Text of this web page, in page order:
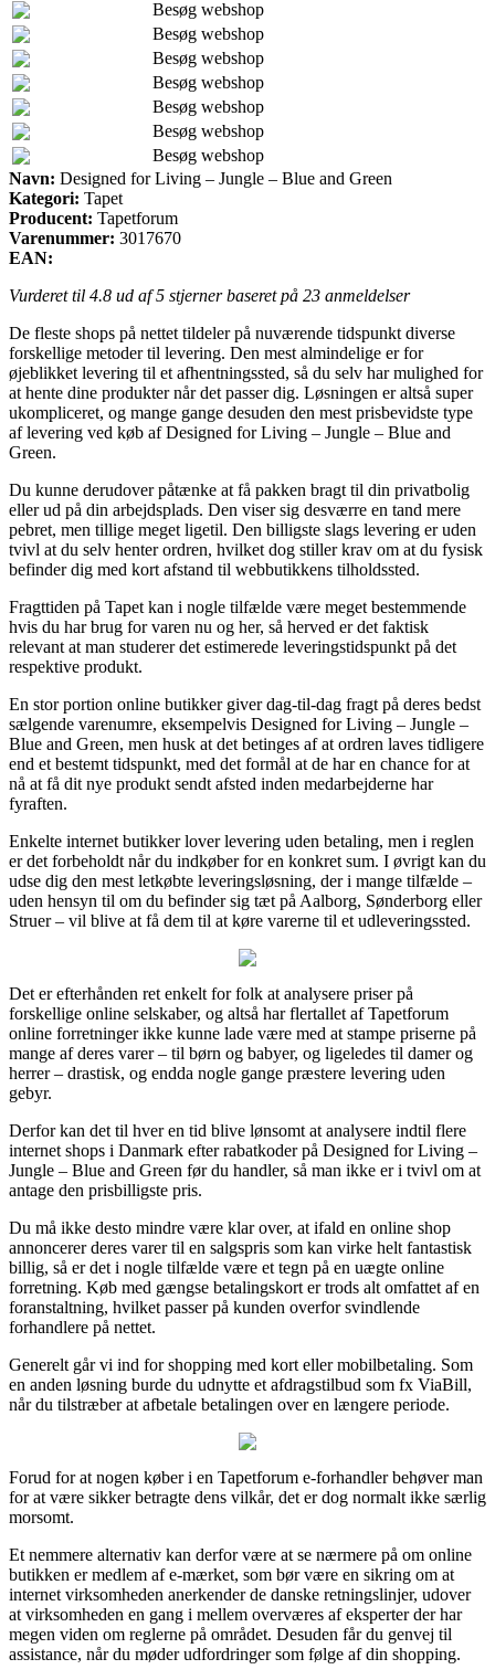
Besøg webshop
Besøg webshop
Besøg webshop
Besøg webshop
Besøg webshop
Besøg webshop
Besøg webshop
Navn: Designed for Living – Jungle – Blue and Green
Kategori: Tapet
Producent: Tapetforum
Varenummer: 3017670
EAN:
Vurderet til 4.8 ud af 5 stjerner baseret på 23 anmeldelser
De fleste shops på nettet tildeler på nuværende tidspunkt diverse
forskellige metoder til levering. Den mest almindelige er for
øjeblikket levering til et afhentningssted, så du selv har mulighed for
at hente dine produkter når det passer dig. Løsningen er altså super
ukompliceret, og mange gange desuden den mest prisbevidste type
af levering ved køb af Designed for Living – Jungle – Blue and
Green.
Du kunne derudover påtænke at få pakken bragt til din privatbolig
eller ud på din arbejdsplads. Den viser sig desværre en tand mere
pebret, men tillige meget ligetil. Den billigste slags levering er uden
tvivl at du selv henter ordren, hvilket dog stiller krav om at du fysisk
befinder dig med kort afstand til webbutikkens tilholdssted.
Fragttiden på Tapet kan i nogle tilfælde være meget bestemmende
hvis du har brug for varen nu og her, så herved er det faktisk
relevant at man studerer det estimerede leveringstidspunkt på det
respektive produkt.
En stor portion online butikker giver dag-til-dag fragt på deres bedst
sælgende varenumre, eksempelvis Designed for Living – Jungle –
Blue and Green, men husk at det betinges af at ordren laves tidligere
end et bestemt tidspunkt, med det formål at de har en chance for at
nå at få dit nye produkt sendt afsted inden medarbejderne har
fyraften.
Enkelte internet butikker lover levering uden betaling, men i reglen
er det forbeholdt når du indkøber for en konkret sum. I øvrigt kan du
udse dig den mest letkøbte leveringsløsning, der i mange tilfælde –
uden hensyn til om du befinder sig tæt på Aalborg, Sønderborg eller
Struer – vil blive at få dem til at køre varerne til et udleveringssted.
Det er efterhånden ret enkelt for folk at analysere priser på
forskellige online selskaber, og altså har flertallet af Tapetforum
online forretninger ikke kunne lade være med at stampe priserne på
mange af deres varer – til børn og babyer, og ligeledes til damer og
herrer – drastisk, og endda nogle gange præstere levering uden
gebyr.
Derfor kan det til hver en tid blive lønsomt at analysere indtil flere
internet shops i Danmark efter rabatkoder på Designed for Living –
Jungle – Blue and Green før du handler, så man ikke er i tvivl om at
antage den prisbilligste pris.
Du må ikke desto mindre være klar over, at ifald en online shop
annoncerer deres varer til en salgspris som kan virke helt fantastisk
billig, så er det i nogle tilfælde være et tegn på en uægte online
forretning. Køb med gængse betalingskort er trods alt omfattet af en
foranstaltning, hvilket passer på kunden overfor svindlende
forhandlere på nettet.
Generelt går vi ind for shopping med kort eller mobilbetaling. Som
en anden løsning burde du udnytte et afdragstilbud som fx ViaBill,
når du tilstræber at afbetale betalingen over en længere periode.
Forud for at nogen køber i en Tapetforum e-forhandler behøver man
for at være sikker betragte dens vilkår, det er dog normalt ikke særlig
morsomt.
Et nemmere alternativ kan derfor være at se nærmere på om online
butikken er medlem af e-mærket, som bør være en sikring om at
internet virksomheden anerkender de danske retningslinjer, udover
at virksomheden en gang i mellem overværes af eksperter der har
megen viden om reglerne på området. Desuden får du genvej til
assistance, når du møder udfordringer som følge af din shopping.